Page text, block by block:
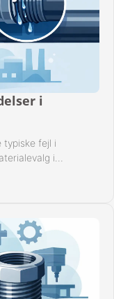
i
typiske fejl i
i